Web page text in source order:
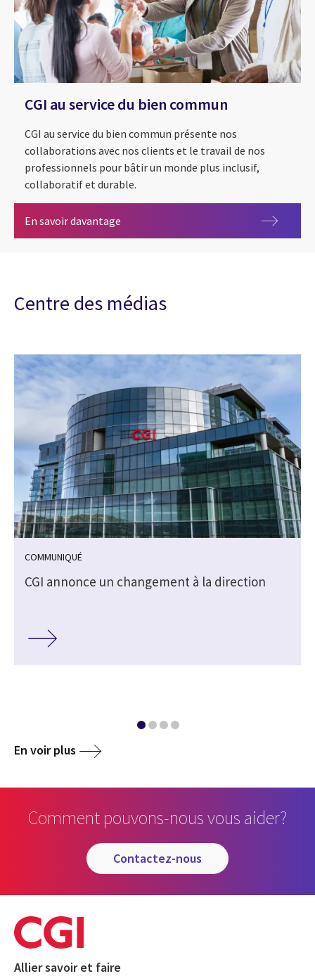
CGI au service du bien commun
CGI au service du bien commun présente nos
collaborations avec nos clients et le travail de nos
professionnels pour bâtir un monde plus inclusif,
collaboratif et durable.
En savoir davantage CGI au service du bien commun
Centre des médias
COMMUNIQUÉ
CGI annonce un changement à la direction
En voir plus
Comment pouvons-nous vous aider?
contactez-nous
Allier savoir et faire